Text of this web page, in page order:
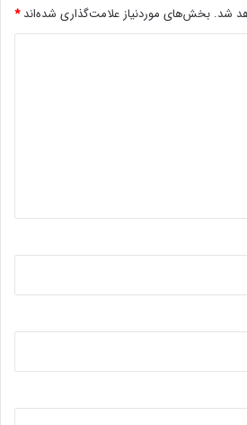
شد. بخش‌های موردنیاز علامت‌گذاری شده‌اند*